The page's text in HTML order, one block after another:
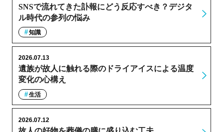
SNSで流れてきた訃報にどう反応すべき？デジタ
ル時代の参列の悩み
知識
遺族が故人に触れる際のドライアイスによる温度
変化の心構え
2026.07.13
生活
2026.07.12